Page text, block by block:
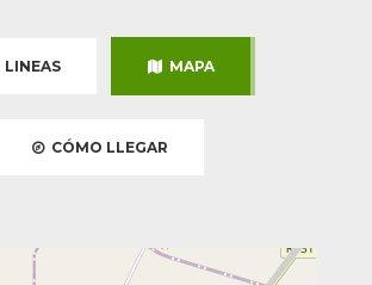
LINEAS MAPA
CÓMO LLEGAR